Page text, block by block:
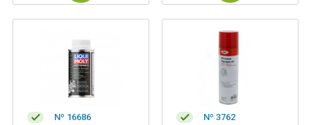
Nº 16686 Nº 3762